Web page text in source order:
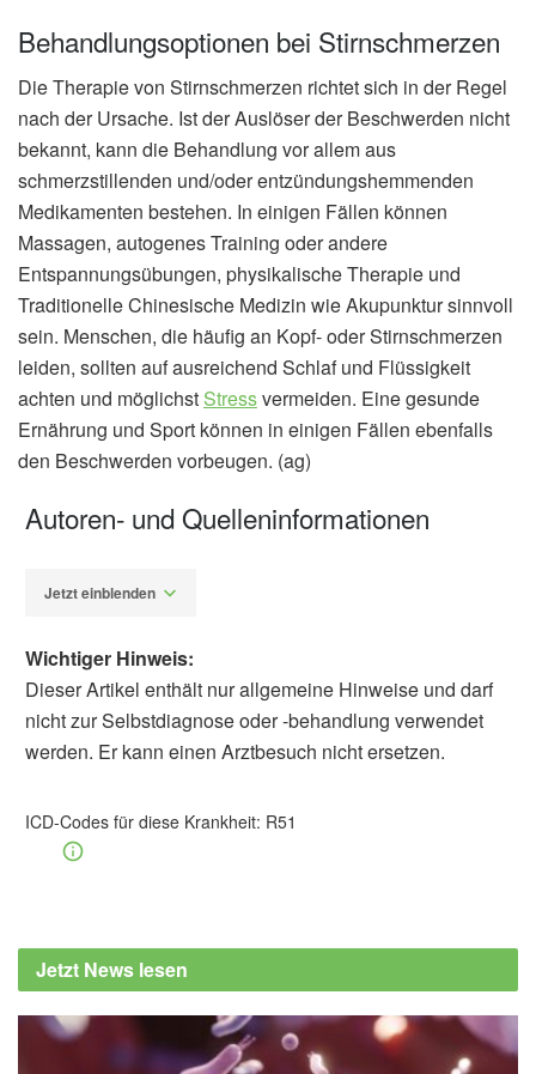
Behandlungsoptionen bei Stirnschmerzen
Die Therapie von Stirnschmerzen richtet sich in der Regel
nach der Ursache. Ist der Auslöser der Beschwerden nicht
bekannt, kann die Behandlung vor allem aus
schmerzstillenden und/oder entzündungshemmenden
Medikamenten bestehen. In einigen Fällen können
Massagen, autogenes Training oder andere
Entspannungsübungen, physikalische Therapie und
Traditionelle Chinesische Medizin wie Akupunktur sinnvoll
sein. Menschen, die häufig an Kopf- oder Stirnschmerzen
leiden, sollten auf ausreichend Schlaf und Flüssigkeit
achten und möglichst Stressvermeiden. Eine gesunde
Ernährung und Sport können in einigen Fällen ebenfalls
den Beschwerden vorbeugen. (ag)
Autoren- und Quelleninformationen
Jetzt einblenden
Neuropathischer Schmerz, Aesopus Verlag,
2. Auflage, 2006
Andreas Straube: Therapie des episodischen
Wichtiger Hinweis:
Dieser Artikel enthält nur allgemeine Hinweise und darf
nicht zur Selbstdiagnose oder -behandlung verwendet
werden. Er kann einen Arztbesuch nicht ersetzen.
ICD-Codes für diese Krankheit: R51
Jetzt News lesen